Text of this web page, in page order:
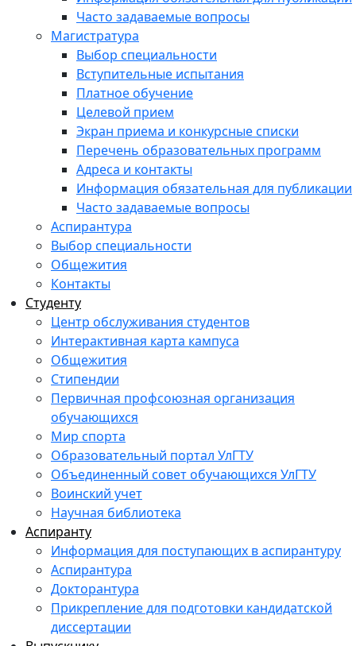
Часто задаваемые вопросы
Магистратура
Выбор специальности
Вступительные испытания
Платное обучение
Целевой прием
Экран приема и конкурсные списки
Перечень образовательных программ
Адреса и контакты
Информация обязательная для публикации
Часто задаваемые вопросы
Аспирантура
Выбор специальности
Общежития
Контакты
Студенту
Центр обслуживания студентов
Интерактивная карта кампуса
Общежития
Стипендии
Первичная профсоюзная организация
обучающихся
Мир спорта
Образовательный портал УлГТУ
Объединенный совет обучающихся УлГТУ
Воинский учет
Научная библиотека
Аспиранту
Информация для поступающих в аспирантуру
Аспирантура
Докторантура
Прикрепление для подготовки кандидатской
диссертации